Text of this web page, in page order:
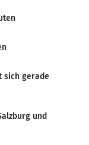
sich gerade
und